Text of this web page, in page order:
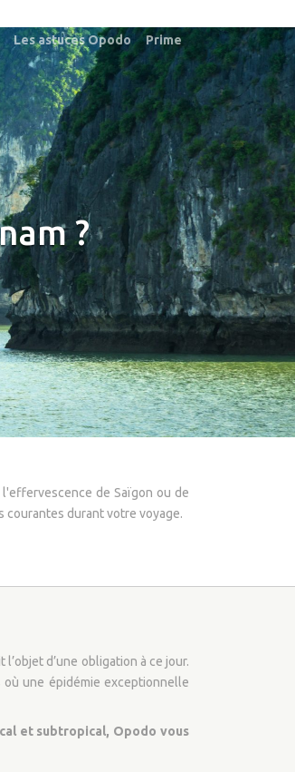
Les astuces Opodo Prime
?
de Saïgon ou de
courantes durant votre voyage.
d’une obligation à ce jour.
une épidémie exceptionnelle
et subtropical, Opodo vous